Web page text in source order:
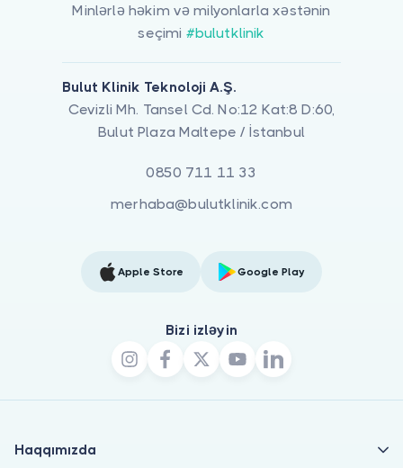
Minlərlə həkim və milyonlarla xəstənin
seçimi #bulutklinik
Bulut Klinik Teknoloji A.Ş.
Cevizli Mh. Tansel Cd. No:12 Kat:8 D:60,
Bulut Plaza Maltepe / İstanbul
0850 711 11 33
merhaba@bulutklinik.com
Apple Store Google Play
Bizi izləyin
Haqqımızda